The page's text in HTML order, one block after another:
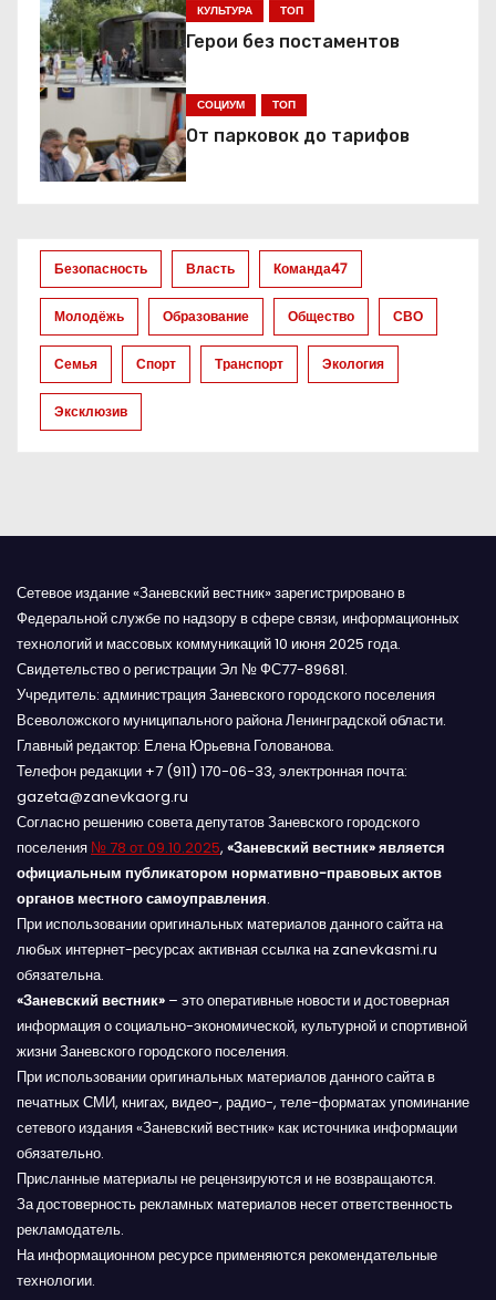
и
я
о
а
п
и
с
я
КУЛЬТУРА ТОП
Герои без постаментов
СОЦИУМ ТОП
От парковок до тарифов
Безопасность Власть Команда47
Молодёжь Образование Общество СВО
Семья Спорт Транспорт Экология
Эксклюзив
Сетевое издание «Заневский вестник» зарегистрировано в
Федеральной службе по надзору в сфере связи, информационных
технологий и массовых коммуникаций 10 июня 2025 года.
Свидетельство о регистрации Эл № ФС77-89681.
Учредитель: администрация Заневского городского поселения
Всеволожского муниципального района Ленинградской области.
Главный редактор: Елена Юрьевна Голованова.
Телефон редакции +7 (911) 170-06-33, электронная почта:
gazeta@zanevkaorg.ru
Согласно решению совета депутатов Заневского городского
поселения № 78 от 09.10.2025, «Заневский вестник» является
официальным публикатором нормативно-правовых актов
органов местного самоуправления.
При использовании оригинальных материалов данного сайта на
любых интернет-ресурсах активная ссылка на zanevkasmi.ru
обязательна.
«Заневский вестник» – это оперативные новости и достоверная
информация о социально-экономической, культурной и спортивной
жизни Заневского городского поселения.
При использовании оригинальных материалов данного сайта в
печатных СМИ, книгах, видео-, радио-, теле-форматах упоминание
сетевого издания «Заневский вестник» как источника информации
обязательно.
Присланные материалы не рецензируются и не возвращаются.
За достоверность рекламных материалов несет ответственность
рекламодатель.
На информационном ресурсе применяются рекомендательные
технологии.